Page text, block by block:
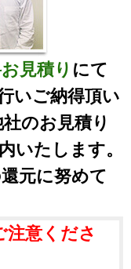
見積り にて
いご納得頂い
のお見積り
いたします。
元に努めて
注意くださ